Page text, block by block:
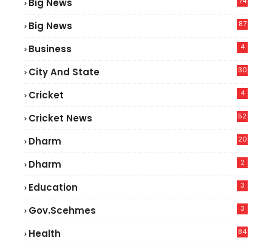
Big News
Big News
87
Business 4
City And State 30
Cricket 4
Cricket News
52
Dharm 20
Dharm 2
Education 3
Gov.scehmes 3
Health
84